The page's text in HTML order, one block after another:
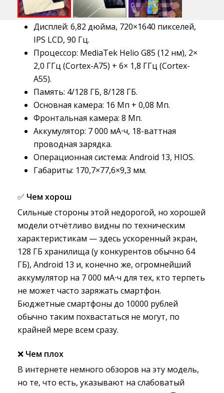
Дисплей: 6,82 дюйма, 720×1640 пикселей,
IPS LCD, 90 Гц.
Процессор: MediaTek Helio G85 (12 нм), 2×
2,0 ГГц (Cortex-A75) + 6× 1,8 ГГц (Cortex-
A55).
Память: 4/128 ГБ, 8/128 ГБ.
Основная камера: 16 Мп + 0,08 Мп.
Фронтальная камера: 8 Мп.
Аккумулятор: 7 000 мА⋅ч, 18-ваттная
проводная зарядка.
Операционная система: Android 13, HIOS.
Габариты: 170,7×77,6×9,3 мм.
✅ Чем хорош
Сильные стороны этой недорогой, но хорошей
модели отчётливо видны по техническим
характеристикам — здесь ускоренный экран,
128 ГБ хранилища (у конкурентов обычно 64
ГБ), Android 13 и, конечно же, огромнейший
аккумулятор на 7 000 мА⋅ч для тех, кто терпеть
не может часто заряжать смартфон.
Бюджетные смартфоны до 10000 рублей
обычно таким похвастаться не могут, по
крайней мере всем сразу.
❌ Чем плох
В интернете немного обзоров на эту модель,
но те, что есть, указывают на слабоватый